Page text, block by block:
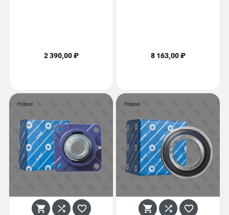
2 390,00 ₽ 8 163,00 ₽
Новое
  
Новое
  